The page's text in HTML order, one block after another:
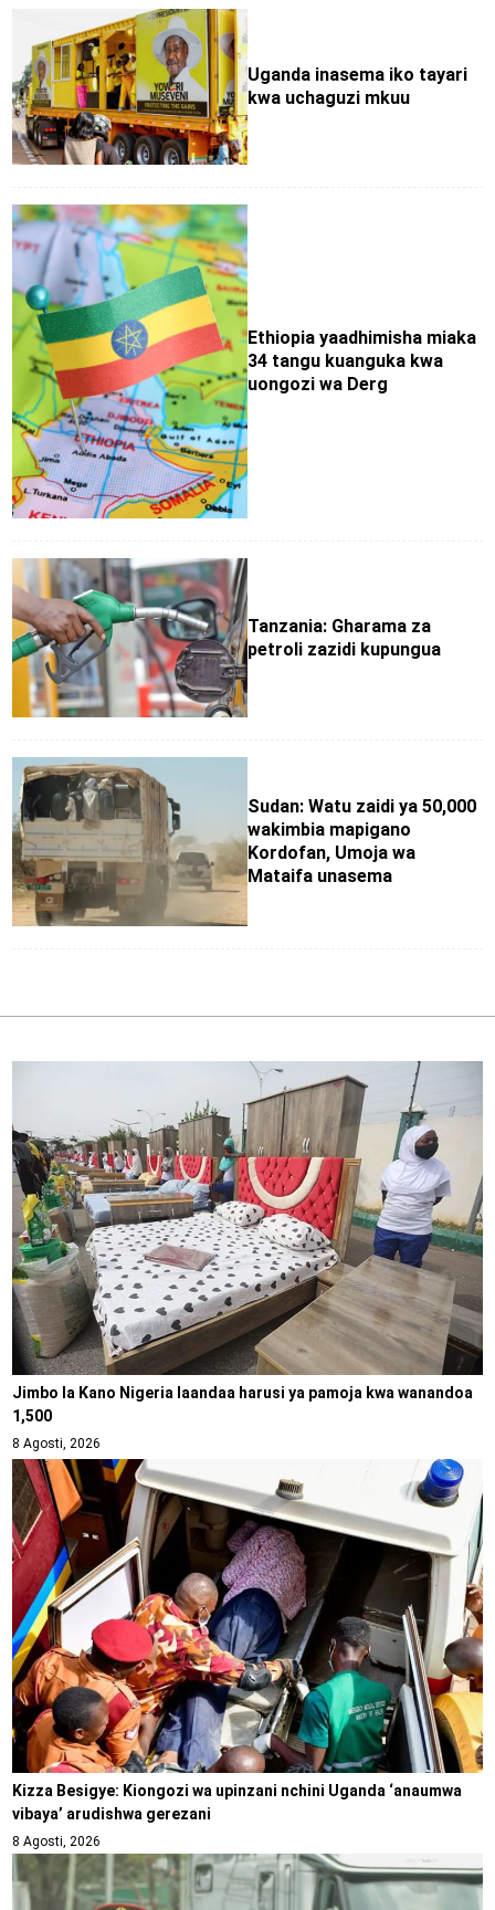
Uganda inasema iko tayari
kwa uchaguzi mkuu
Ethiopia yaadhimisha miaka
34 tangu kuanguka kwa
uongozi wa Derg
Tanzania: Gharama za
petroli zazidi kupungua
Sudan: Watu zaidi ya 50,000
wakimbia mapigano
Kordofan, Umoja wa
Mataifa unasema
Jimbo la Kano Nigeria laandaa harusi ya pamoja kwa wanandoa
1,500
8 Agosti, 2026
Kizza Besigye: Kiongozi wa upinzani nchini Uganda ‘anaumwa
vibaya’ arudishwa gerezani
8 Agosti, 2026